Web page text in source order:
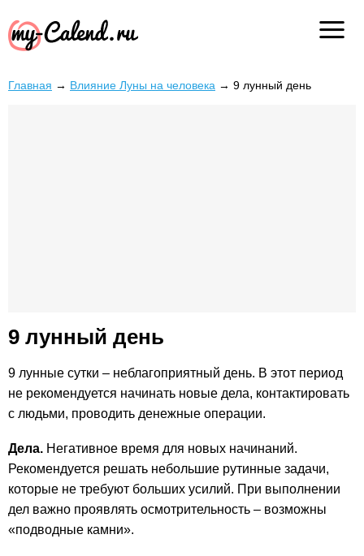
Главная → Влияние Луны на человека → 9 лунный день
9 лунный день
9 лунные сутки – неблагоприятный день. В этот период
не рекомендуется начинать новые дела, контактировать
с людьми, проводить денежные операции.
Дела. Негативное время для новых начинаний.
Рекомендуется решать небольшие рутинные задачи,
которые не требуют больших усилий. При выполнении
дел важно проявлять осмотрительность – возможны
«подводные камни».